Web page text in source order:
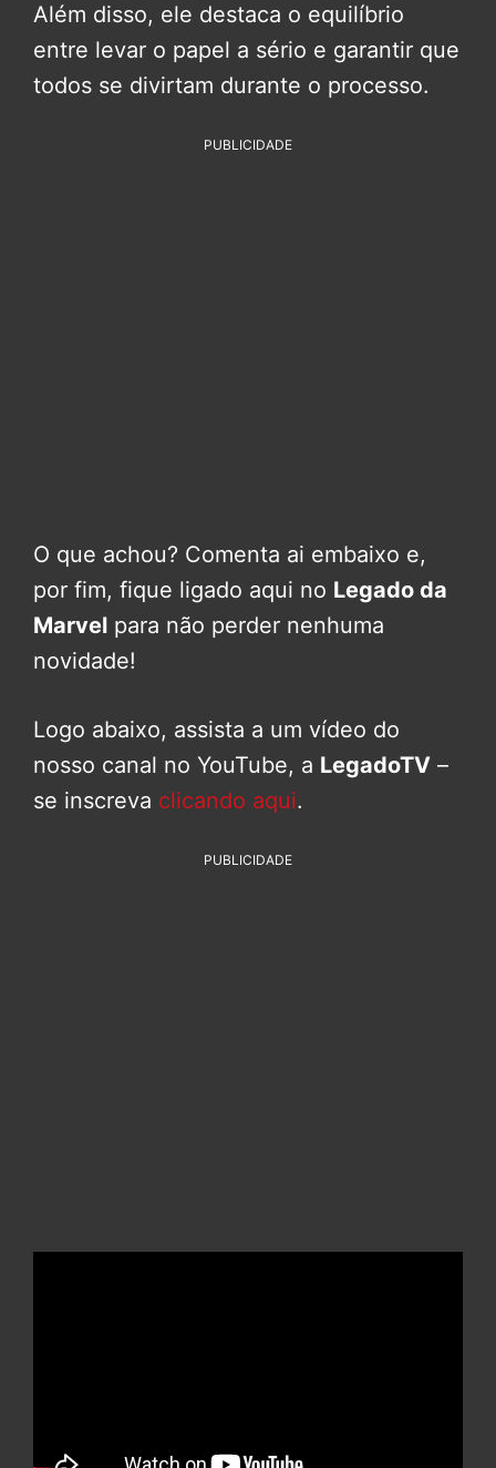
Além disso, ele destaca o equilíbrio
entre levar o papel a sério e garantir que
todos se divirtam durante o processo.
PUBLICIDADE
O que achou? Comenta ai embaixo e,
por fim, fique ligado aqui no Legado da
Marvel para não perder nenhuma
novidade!
Logo abaixo, assista a um vídeo do
nosso canal no YouTube, a LegadoTV –
se inscreva clicando aqui.
PUBLICIDADE